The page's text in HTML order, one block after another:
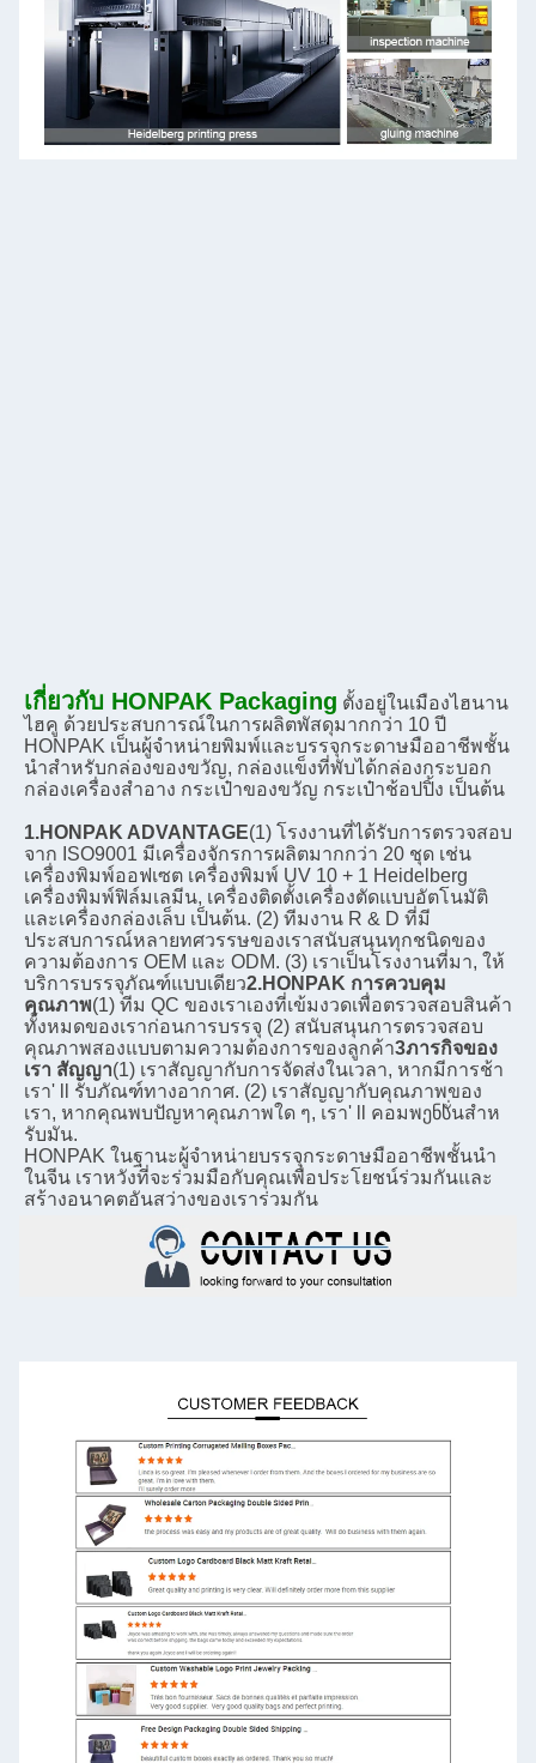
เกี่ยวกับ HONPAK Packaging ตั้งอยู่ในเมืองไฮนาน
ไฮคู ด้วยประสบการณ์ในการผลิตพัสดุมากกว่า 10 ปี
HONPAK เป็นผู้จําหน่ายพิมพ์และบรรจุกระดาษมืออาชีพชั้น
นําสําหรับกล่องของขวัญ, กล่องแข็งที่พับได้กล่องกระบอก
กล่องเครื่องสําอาง กระเป๋าของขวัญ กระเป๋าช้อปปิ้ง เป็นต้น
1.HONPAK ADVANTAGE(1) โรงงานที่ได้รับการตรวจสอบ
จาก ISO9001 มีเครื่องจักรการผลิตมากกว่า 20 ชุด เช่น
เครื่องพิมพ์ออฟเซต เครื่องพิมพ์ UV 10 + 1 Heidelberg
เครื่องพิมพ์ฟิล์มเลมีน, เครื่องติดตั้งเครื่องตัดแบบอัตโนมัติ
และเครื่องกล่องเล็บ เป็นต้น. (2) ทีมงาน R & D ที่มี
ประสบการณ์หลายทศวรรษของเราสนับสนุนทุกชนิดของ
ความต้องการ OEM และ ODM. (3) เราเป็นโรงงานที่มา, ให้
บริการบรรจุภัณฑ์แบบเดียว2.HONPAK การควบคุม
คุณภาพ(1) ทีม QC ของเราเองที่เข้มงวดเพื่อตรวจสอบสินค้า
ทั้งหมดของเราก่อนการบรรจุ (2) สนับสนุนการตรวจสอบ
คุณภาพสองแบบตามความต้องการของลูกค้า3ภารกิจของ
เรา สัญญา(1) เราสัญญากับการจัดส่งในเวลา, หากมีการช้า
เรา' ll รับภัณฑ์ทางอากาศ. (2) เราสัญญากับคุณภาพของ
เรา, หากคุณพบปัญหาคุณภาพใด ๆ, เรา' ll คอมพენსั่นสําห
รับมัน.
HONPAK ในฐานะผู้จําหน่ายบรรจุกระดาษมืออาชีพชั้นนํา
ในจีน เราหวังที่จะร่วมมือกับคุณเพื่อประโยชน์ร่วมกันและ
สร้างอนาคตอันสว่างของเราร่วมกัน